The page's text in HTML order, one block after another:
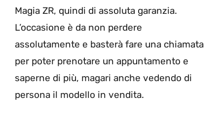
Magia ZR, quindi di assoluta garanzia.
L’occasione è da non perdere
assolutamente e basterà fare una chiamata
per poter prenotare un appuntamento e
saperne di più, magari anche vedendo di
persona il modello in vendita.